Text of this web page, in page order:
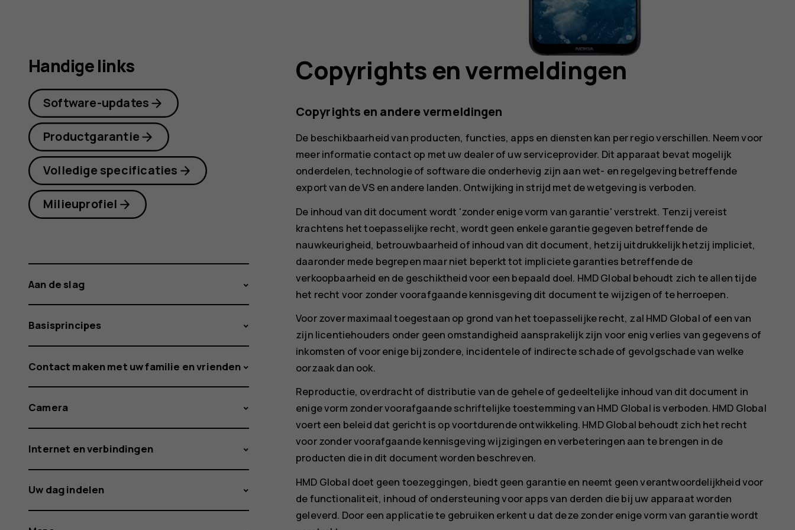
Copyrights en vermeldingen
Copyrights en andere vermeldingen
De beschikbaarheid van producten, functies, apps en diensten kan per regio verschillen. Neem voor
meer informatie contact op met uw dealer of uw serviceprovider. Dit apparaat bevat mogelijk
onderdelen, technologie of software die onderhevig zijn aan wet- en regelgeving betreffende
export van de VS en andere landen. Ontwijking in strijd met de wetgeving is verboden.
De inhoud van dit document wordt 'zonder enige vorm van garantie' verstrekt. Tenzij vereist
krachtens het toepasselijke recht, wordt geen enkele garantie gegeven betreffende de
nauwkeurigheid, betrouwbaarheid of inhoud van dit document, hetzij uitdrukkelijk hetzij impliciet,
daaronder mede begrepen maar niet beperkt tot impliciete garanties betreffende de
verkoopbaarheid en de geschiktheid voor een bepaald doel. HMD Global behoudt zich te allen tijde
het recht voor zonder voorafgaande kennisgeving dit document te wijzigen of te herroepen.
Voor zover maximaal toegestaan op grond van het toepasselijke recht, zal HMD Global of een van
zijn licentiehouders onder geen omstandigheid aansprakelijk zijn voor enig verlies van gegevens of
inkomsten of voor enige bijzondere, incidentele of indirecte schade of gevolgschade van welke
oorzaak dan ook.
Reproductie, overdracht of distributie van de gehele of gedeeltelijke inhoud van dit document in
enige vorm zonder voorafgaande schriftelijke toestemming van HMD Global is verboden. HMD Global
voert een beleid dat gericht is op voortdurende ontwikkeling. HMD Global behoudt zich het recht
voor zonder voorafgaande kennisgeving wijzigingen en verbeteringen aan te brengen in de
producten die in dit document worden beschreven.
HMD Global doet geen toezeggingen, biedt geen garantie en neemt geen verantwoordelijkheid voor
de functionaliteit, inhoud of ondersteuning voor apps van derden die bij uw apparaat worden
geleverd. Door een applicatie te gebruiken erkent u dat deze zonder enige vorm van garantie wordt
Handige links
Software-updates
Productgarantie
Volledige specificaties
Milieuprofiel
Aan de slag
Basisprincipes
Contact maken met uw familie en vrienden
Camera
Internet en verbindingen
Uw dag indelen